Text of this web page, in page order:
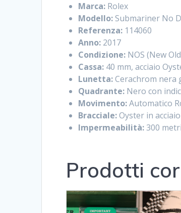
Marca: Rolex
Modello: Submariner No
Referenza: 114060
Anno: 2017
Condizione: NOS (New
Cassa: 40 mm, acciaio
Lunetta:Cerachrom nera
Quadrante: Nero con
Movimento:Automatico
Bracciale:Oyster in
Impermeabilità:300
Prodotti